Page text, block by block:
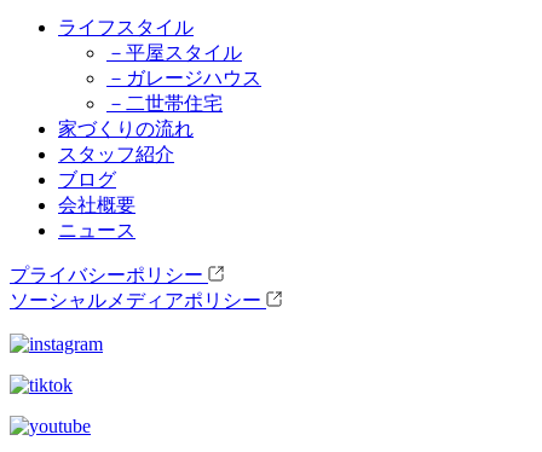
ライフスタイル
－平屋スタイル
－ガレージハウス
－二世帯住宅
家づくりの流れ
スタッフ紹介
ブログ
会社概要
ニュース
プライバシーポリシー
ソーシャルメディアポリシー